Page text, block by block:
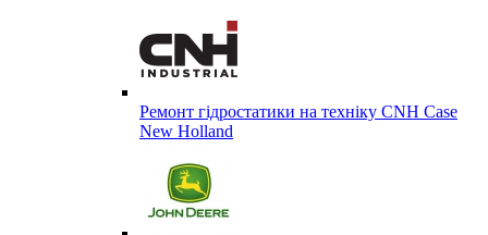
Ремонт гідростатики на техніку CNH Case
New Holland